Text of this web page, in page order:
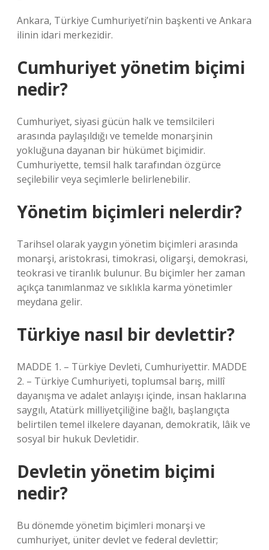
Ankara, Türkiye Cumhuriyeti’nin başkenti ve Ankara
ilinin idari merkezidir.
Cumhuriyet yönetim biçimi
nedir?
Cumhuriyet, siyasi gücün halk ve temsilcileri
arasında paylaşıldığı ve temelde monarşinin
yokluğuna dayanan bir hükümet biçimidir.
Cumhuriyette, temsil halk tarafından özgürce
seçilebilir veya seçimlerle belirlenebilir.
Yönetim biçimleri nelerdir?
Tarihsel olarak yaygın yönetim biçimleri arasında
monarşi, aristokrasi, timokrasi, oligarşi, demokrasi,
teokrasi ve tiranlık bulunur. Bu biçimler her zaman
açıkça tanımlanmaz ve sıklıkla karma yönetimler
meydana gelir.
Türkiye nasıl bir devlettir?
MADDE 1. – Türkiye Devleti, Cumhuriyettir. MADDE
2. – Türkiye Cumhuriyeti, toplumsal barış, millî
dayanışma ve adalet anlayışı içinde, insan haklarına
saygılı, Atatürk milliyetçiliğine bağlı, başlangıçta
belirtilen temel ilkelere dayanan, demokratik, lâik ve
sosyal bir hukuk Devletidir.
Devletin yönetim biçimi
nedir?
Bu dönemde yönetim biçimleri monarşi ve
cumhuriyet, üniter devlet ve federal devlettir;